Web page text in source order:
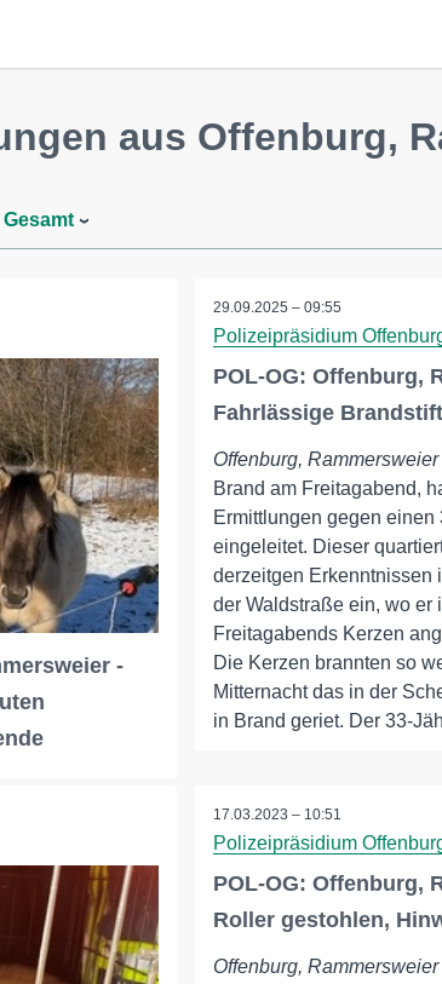
aus Offenburg,
Gesamt
-
29.09.2025 – 09:55
Polizeipräsidium
POL-OG: Offenburg,
Fahrlässige
Offenburg, Rammersweier
Brand am Freitagabend,
Ermittlungen gegen einen
eingeleitet. Dieser
derzeitgen Erkenntnissen
der Waldstraße ein, wo er
Freitagabends Kerzen
Die Kerzen brannten so
Mitternacht das in der
in Brand geriet. Der 33-
17.03.2023 – 10:51
Polizeipräsidium
POL-OG: Offenburg,
Roller gestohlen,
Offenburg, Rammersweier